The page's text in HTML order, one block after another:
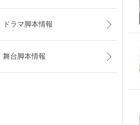
ドラマ脚本情報
舞台脚本情報